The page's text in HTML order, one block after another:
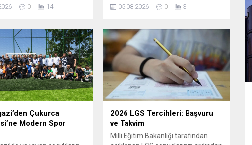
Aşağıda yer alan
özetini ve ilgili
sadeleştirilmiş bir dille
kapsamındaki
enerji ve kamu
faaliyetlerine yön
güncellenmiştir.
bağlantı ve
0 14
Toplantıya Meclis Birinci
ve seçim süreci, 5393 sayılı Belediye
Kanunu hükümlerine göre
yürütüldü. Seçimde CHP Grubu
Sibel Tan Çetinkaya’yı, AK Parti ve
MHP Grubu ise Dündar Ziya
Gültekin’i aday gösterdi....
05.08.2026 0 3
Çukurca
Modern Spor
2026 LGS Tercihleri: Başvuru
ve Takvim
Milli Eğitim Bakanlığı tarafından